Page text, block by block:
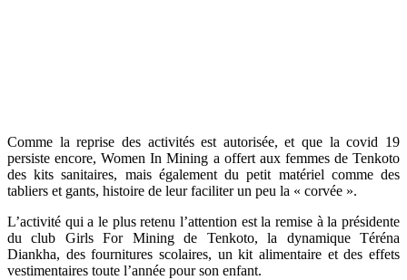
Comme la reprise des activités est autorisée, et que la covid 19
persiste encore, Women In Mining a offert aux femmes de Tenkoto
des kits sanitaires, mais également du petit matériel comme des
tabliers et gants, histoire de leur faciliter un peu la « corvée ».
L’activité qui a le plus retenu l’attention est la remise à la présidente
du club Girls For Mining de Tenkoto, la dynamique Téréna
Diankha, des fournitures scolaires, un kit alimentaire et des effets
vestimentaires toute l’année pour son enfant.